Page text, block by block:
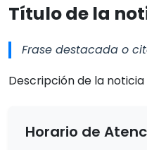
Título de la
Frase destacada o
Descripción de la noticia
Horario de